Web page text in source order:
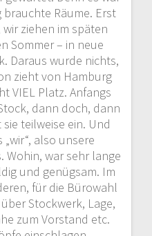
Räume. Erst
ziehen im späten
Sommer – in neue
Daraus wurde nichts,
zieht von Hamburg
VIEL Platz. Anfangs
dann doch, dann
teilweise ein. Und
also unsere
Wohin, war sehr lange
und genügsam. Im
für die Bürowahl
Stockwerk, Lage,
zum Vorstand etc.